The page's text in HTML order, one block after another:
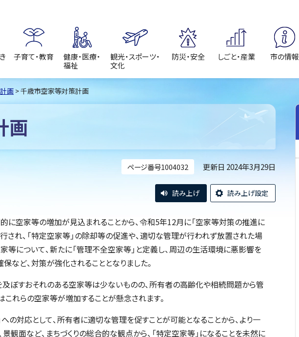
子育て・教育
健康・医療・
福祉
観光・スポーツ・
文化
防災・安全 しごと・産業 市の情報
画 > 千歳市空家等対策計画
画
ページ番号1004032 更新日 2024年3月29日
読み上げ 読み上げ設定
に空家等の増加が見込まれることから、令和5年12月に「空家等対策の推進に
れ、「特定空家等」の除却等の促進や、適切な管理が行われず放置された場
等について、新たに「管理不全空家等」と定義し、周辺の生活環境に悪影響を
ど、対策が強化されることとなりました。
ぼすおそれのある空家等は少ないものの、所有者の高齢化や相続問題から管
れらの空家等が増加することが懸念されます。
の対応として、所有者に適切な管理を促すことが可能となることから、より一
観面など、まちづくりの総合的な観点から、「特定空家等」になることを未然に